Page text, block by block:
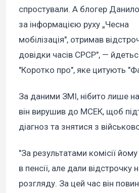
спростували. А блогер
за інформацією руху „Чесна
мобілізація", отримав
довідки часів СРСР", —
"Коротко про", яке цитують
За даними ЗМІ, нібито лише
він вирушив до МСЕК, щоб
діагноз та знятися з
"За результатами комісії
в пенсії, але дали відстрочку
розгляду. За цей час він